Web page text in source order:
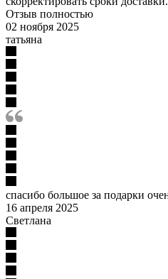
Отзыв полностью
02 ноября 2025
татьяна
спасибо большое за подарки
16 апреля 2025
Светлана